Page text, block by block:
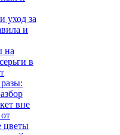
уход за
и
на
в
вне
цветы